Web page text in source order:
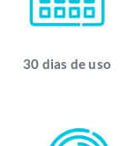
30 dias de uso